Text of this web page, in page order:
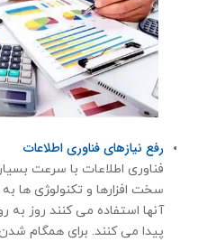
رفع نیازهای فناوری اطلاعات
فناوری اطلاعات با سرعت
سخت افزارها و تكنولو‍ژی ها
آنها استفاده می کنند روز
پیدا می کنند. برای همگام